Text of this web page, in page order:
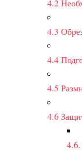
4.2
4.3
4.4
4.5
4.6